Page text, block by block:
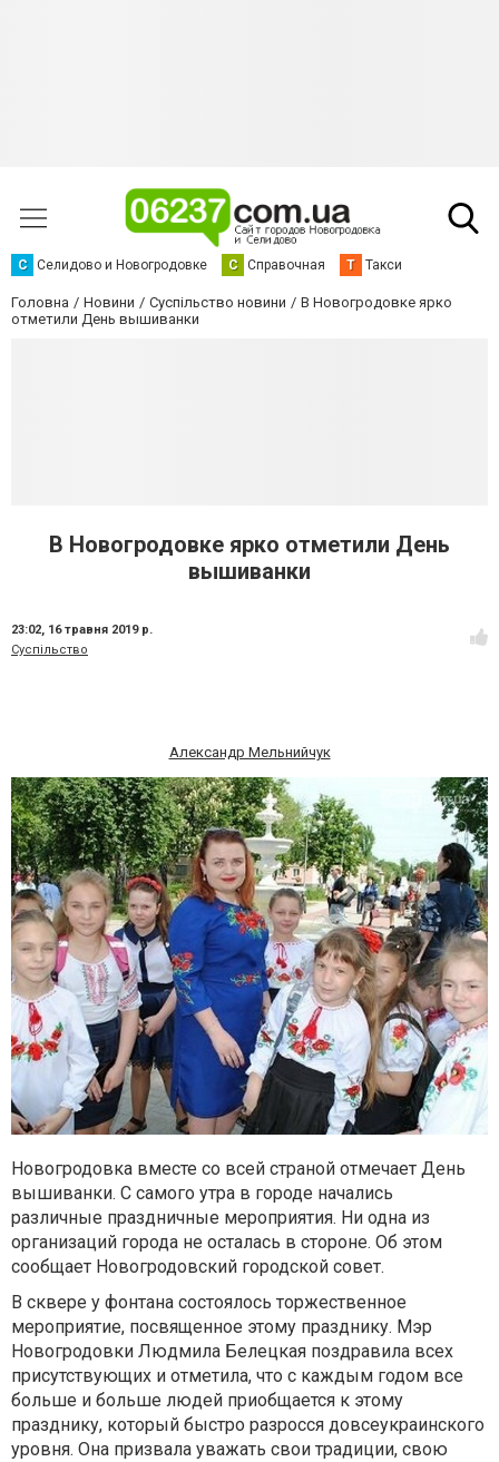
С Селидово и Новогродовке С Справочная Т Такси
Головна Новини Суспільство новини
В Новогродовке ярко
отметили День вышиванки
В Новогродовке ярко отметили День
вышиванки
23:02, 16 травня 2019 р.
Суспільство
Александр Мельнийчук
Новогродовка вместе со всей страной отмечает День
вышиванки. С самого утра в городе начались
различные праздничные мероприятия. Ни одна из
организаций города не осталась в стороне. Об этом
сообщает Новогродовский городской совет.
В сквере у фонтана состоялось торжественное
мероприятие, посвященное этому празднику. Мэр
Новогродовки Людмила Белецкая поздравила всех
присутствующих и отметила, что с каждым годом все
больше и больше людей приобщается к этому
празднику, который быстро разросся довсеукраинского
уровня. Она призвала уважать свои традиции, свою